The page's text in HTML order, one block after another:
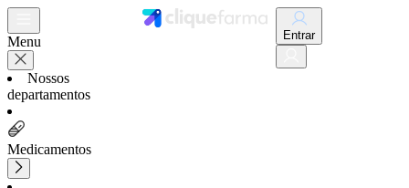
Menu
Nossos
departamentos
Medicamentos
Entrar